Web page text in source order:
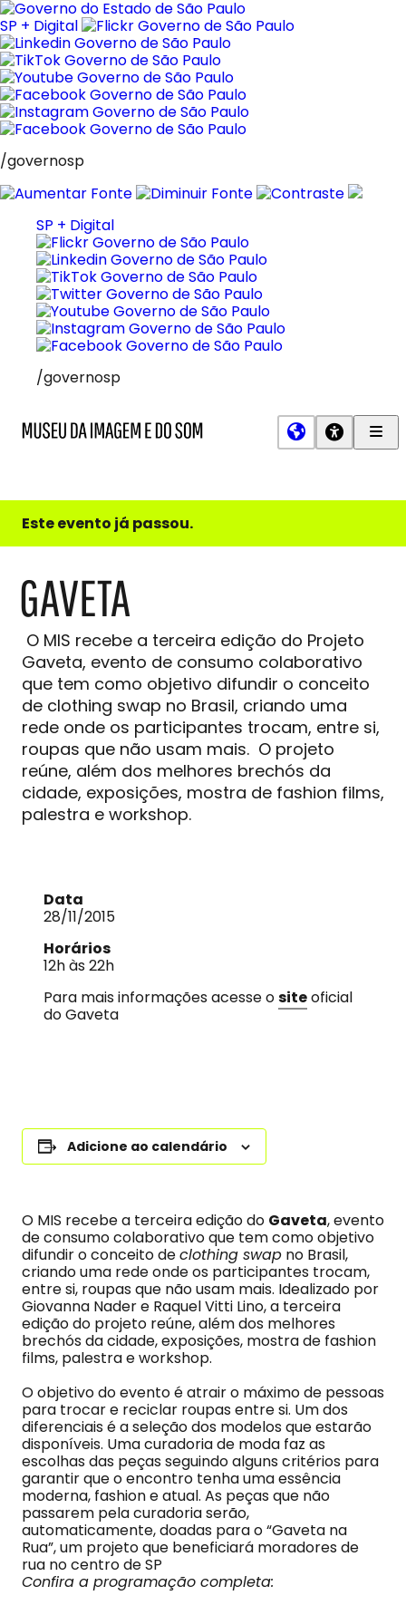
Pular
para
o
conteúdo
SP + Digital
/governosp
SP + Digital
/governosp
e
do
Este evento já passou.
GAVETA
O MIS recebe a terceira edição do Projeto
Gaveta, evento de consumo colaborativo
que tem como objetivo difundir o conceito
de clothing swap no Brasil, criando uma
rede onde os participantes trocam, entre si,
roupas que não usam mais. O projeto
reúne, além dos melhores brechós da
cidade, exposições, mostra de fashion films,
palestra e workshop.
Data
28/11/2015
Horários
12h às 22h
Para mais informações acesse ositeoficial
do Gaveta
Adicione ao calendário
O MIS recebe a terceira edição do Gaveta, evento
de consumo colaborativo que tem como objetivo
difundir o conceito declothing swap no Brasil,
criando uma rede onde os participantes trocam,
entre si, roupas que não usam mais. Idealizado por
Giovanna Nader e Raquel Vitti Lino, a terceira
edição do projeto reúne, além dos melhores
brechós da cidade, exposições, mostra de fashion
films, palestra e workshop.
O objetivo do evento é atrair o máximo de pessoas
para trocar e reciclar roupas entre si. Um dos
diferenciais é a seleção dos modelos que estarão
disponíveis. Uma curadoria de moda faz as
escolhas das peças seguindo alguns critérios para
garantir que o encontro tenha uma essência
moderna, fashion e atual. As peças que não
passarem pela curadoria serão,
automaticamente, doadas para o “Gaveta na
Rua”, um projeto que beneficiará moradores de
rua no centro de SP
Confira a programação completa: